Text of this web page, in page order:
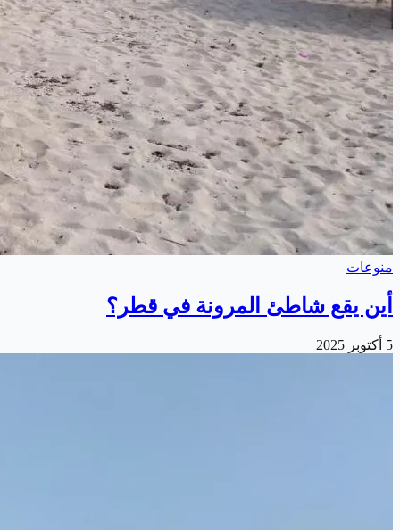
منوعات
أين يقع شاطئ المرونة في قطر؟
5 أكتوبر 2025